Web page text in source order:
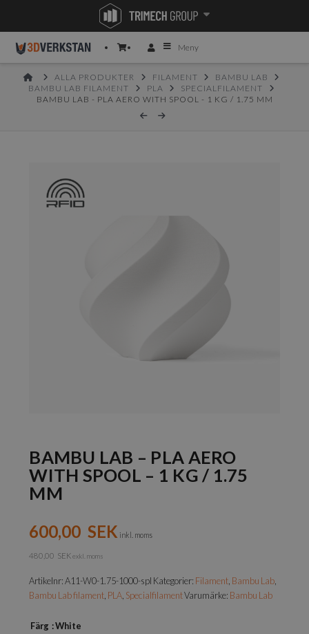
Meny
HOMEALLA PRODUKTER FILAMENT
BAMBU LAB
BAMBU LAB FILAMENT
PLA
SPECIALFILAMENT
BAMBU LAB - PLA AERO WITH SPOOL - 1 KG / 1.75 MM
BAMBU LAB – PLA AERO
WITH SPOOL – 1 KG / 1.75
MM
600,00 SEK inkl. moms
480,00 SEK exkl. moms
Artikelnr:A11-W0-1.75-1000-spl Kategorier: Filament Bambu Lab
Bambu Lab filament PLA SpecialfilamentVarumärke: Bambu Lab
Färg : White